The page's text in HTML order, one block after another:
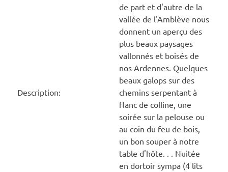
Description:
de part et d'autre de la
vallée de l'Amblève nous
donnent un aperçu des
plus beaux paysages
vallonnés et boisés de
nos Ardennes. Quelques
beaux galops sur des
chemins serpentant à
flanc de colline, une
soirée sur la pelouse ou
au coin du feu de bois,
un bon souper à notre
table d'hôte. . . Nuitée
en dortoir sympa (4 lits